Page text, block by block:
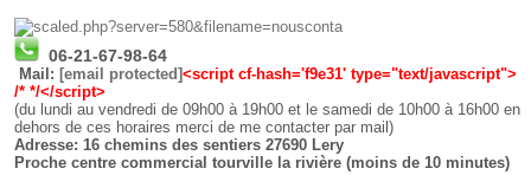
06-21-67-98-64
Mail: [email protected]<script cf-hash='f9e31' type="text/javascript">
/* */</script>
(du lundi au vendredi de 09h00 à 19h00 et le samedi de 10h00 à 16h00 en
dehors de ces horaires merci de me contacter par mail)
Adresse: 16 chemins des sentiers 27690 Lery
Proche centre commercial tourville la rivière (moins de 10 minutes)